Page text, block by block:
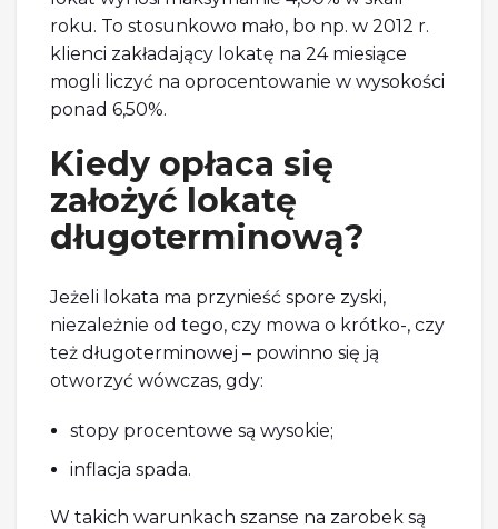
roku. To stosunkowo mało, bo np. w 2012 r.
klienci zakładający lokatę na 24 miesiące
mogli liczyć na oprocentowanie w wysokości
ponad 6,50%.
Kiedy opłaca się
założyć lokatę
długoterminową?
Jeżeli lokata ma przynieść spore zyski,
niezależnie od tego, czy mowa o krótko-, czy
też długoterminowej – powinno się ją
otworzyć wówczas, gdy:
stopy procentowe są wysokie;
inflacja spada.
W takich warunkach szanse na zarobek są